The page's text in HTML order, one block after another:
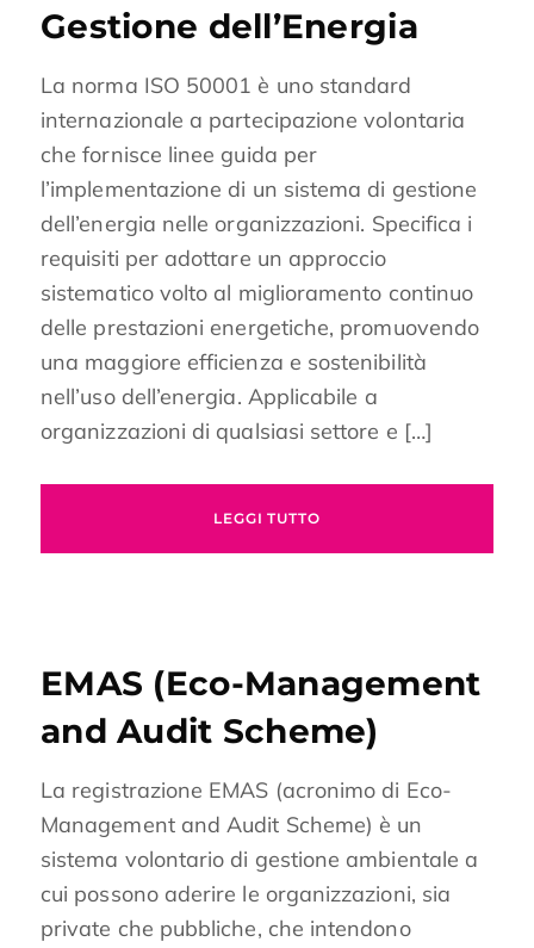
Gestione dell’Energia
La norma ISO 50001 è uno standard
internazionale a partecipazione volontaria
che fornisce linee guida per
l’implementazione di un sistema di gestione
dell’energia nelle organizzazioni. Specifica i
requisiti per adottare un approccio
sistematico volto al miglioramento continuo
delle prestazioni energetiche, promuovendo
una maggiore efficienza e sostenibilità
nell’uso dell’energia. Applicabile a
organizzazioni di qualsiasi settore e […]
LEGGI TUTTO
EMAS (Eco-Management
and Audit Scheme)
La registrazione EMAS (acronimo di Eco-
Management and Audit Scheme) è un
sistema volontario di gestione ambientale a
cui possono aderire le organizzazioni, sia
private che pubbliche, che intendono